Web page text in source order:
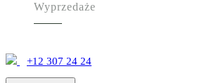
Wyprzedaże
+12 307 24 24